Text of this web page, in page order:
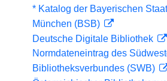
* Katalog der Bayerischen
München (BSB)
Deutsche Digitale Bibliothek
Normdateneintrag des
Bibliotheksverbundes (SWB)